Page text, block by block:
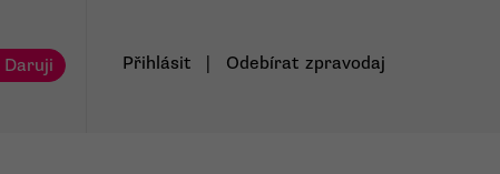
Daruji Přihlásit Odebírat zpravodaj